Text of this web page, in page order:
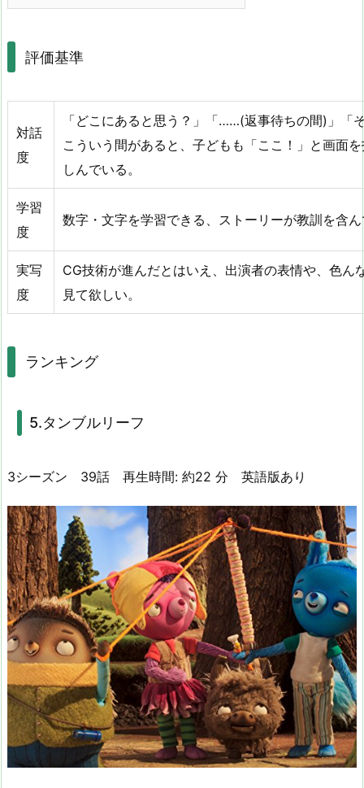
評価基準
対話
度
「どこにあると思う？」「……(返事待ちの間)」「
こういう間があると、子どもも「ここ！」と画面
しんでいる。
学習
度
数字・文字を学習できる、ストーリーが教訓を含
実写
度
CG技術が進んだとはいえ、出演者の表情や、色ん
見て欲しい。
ランキング
5.タンブルリーフ
3シーズン 39話 再生時間: 約22 分 英語版あり